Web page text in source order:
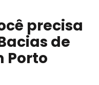
precisa
de
Porto